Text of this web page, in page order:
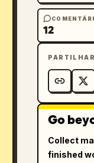
12
PARTILHAR
Go
Collect
finished